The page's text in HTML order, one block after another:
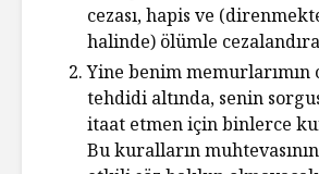
cezası, hapis ve
halinde) ölümle
Yine benim memurlarımın
tehdidi altında, senin
itaat etmen için binlerce
Bu kuralların